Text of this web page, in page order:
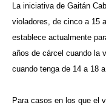
La iniciativa de Gaitán
violadores, de cinco a 15
establece actualmente
años de cárcel cuando la
cuando tenga de 14 a 18
Para casos en los que el